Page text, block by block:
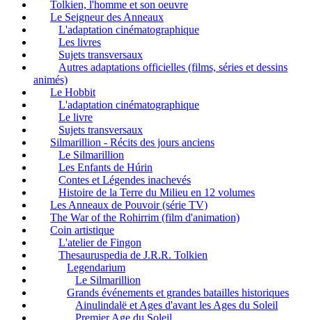
Tolkien, l'homme et son oeuvre
Le Seigneur des Anneaux
L'adaptation cinématographique
Les livres
Sujets transversaux
Autres adaptations officielles (films, séries et dessins
animés)
Le Hobbit
L'adaptation cinématographique
Le livre
Sujets transversaux
Silmarillion - Récits des jours anciens
Le Silmarillion
Les Enfants de Húrin
Contes et Légendes inachevés
Histoire de la Terre du Milieu en 12 volumes
Les Anneaux de Pouvoir (série TV)
The War of the Rohirrim (film d'animation)
Coin artistique
L'atelier de Fingon
Thesauruspedia de J.R.R. Tolkien
Legendarium
Le Silmarillion
Grands événements et grandes batailles historiques
Ainulindalë et Ages d'avant les Ages du Soleil
Premier Age du Soleil